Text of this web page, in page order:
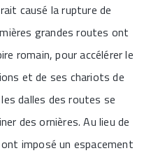
causé la rupture de
grandes routes ont
romain, pour accélérer le
et de ses chariots de
dalles des routes se
des ornières. Au lieu de
imposé un espacement